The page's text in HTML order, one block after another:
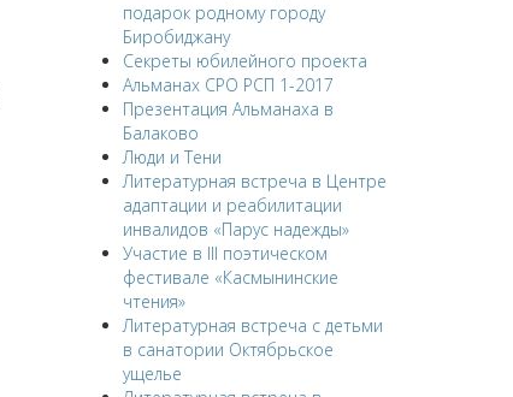
подарок родному городу
Биробиджану
Секреты юбилейного проекта
Альманах СРО РСП 1-2017
Презентация Альманаха в
Балаково
Люди и Тени
Литературная встреча в Центре
адаптации и реабилитации
инвалидов «Парус надежды»
Участие в III поэтическом
фестивале «Касмынинские
чтения»
Литературная встреча с детьми
в санатории Октябрьское
ущелье